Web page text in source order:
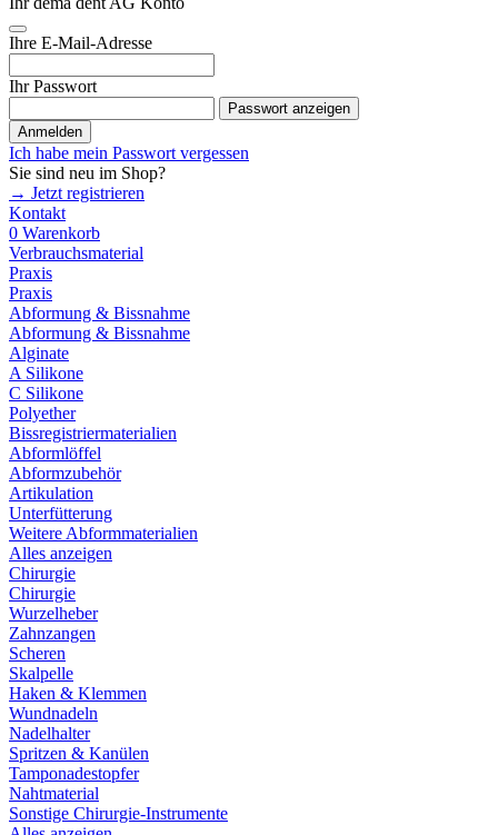
Ihre E-Mail-Adresse
Ihr Passwort
Passwort anzeigen
Anmelden
Ich habe mein Passwort vergessen
Sie sind neu im Shop?
→ Jetzt registrieren
Kontakt
0 Warenkorb
Verbrauchsmaterial
Praxis
Praxis
Abformung & Bissnahme
Abformung & Bissnahme
Alginate
A Silikone
C Silikone
Polyether
Bissregistriermaterialien
Abformlöffel
Abformzubehör
Artikulation
Unterfütterung
Weitere Abformmaterialien
Alles anzeigen
Chirurgie
Chirurgie
Wurzelheber
Zahnzangen
Scheren
Skalpelle
Haken & Klemmen
Wundnadeln
Nadelhalter
Spritzen & Kanülen
Tamponadestopfer
Nahtmaterial
Sonstige Chirurgie-Instrumente